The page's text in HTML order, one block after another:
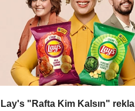
Lay's "Rafta Kim Kalsın"